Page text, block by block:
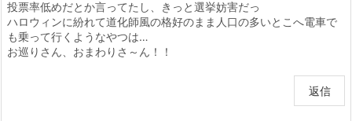
投票率低めだとか言ってたし、きっと選挙妨害だっ
ハロウィンに紛れて道化師風の格好のまま人口の多いとこへ電車で
も乗って行くようなやつは…
お巡りさん、おまわりさ～ん！！
返信